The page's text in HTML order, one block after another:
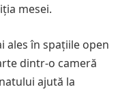
mesei.
ales în spațiile open
dintr-o cameră
ajută la